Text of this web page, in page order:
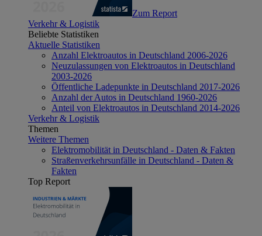
Zum Report
Verkehr & Logistik
Beliebte Statistiken
Aktuelle Statistiken
Anzahl Elektroautos in Deutschland 2006-2026
Neuzulassungen von Elektroautos in Deutschland
2003-2026
Öffentliche Ladepunkte in Deutschland 2017-2026
Anzahl der Autos in Deutschland 1960-2026
Anteil von Elektroautos in Deutschland 2014-2026
Verkehr & Logistik
Themen
Weitere Themen
Elektromobilität in Deutschland - Daten & Fakten
Straßenverkehrsunfälle in Deutschland - Daten &
Fakten
Top Report